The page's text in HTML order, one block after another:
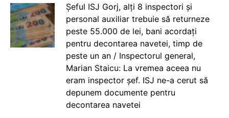
Șeful ISJ Gorj, alți 8 inspectori și
personal auxiliar trebuie să returneze
peste 55.000 de lei, bani acordați
pentru decontarea navetei, timp de
peste un an / Inspectorul general,
Marian Staicu: La vremea aceea nu
eram inspector șef. ISJ ne-a cerut să
depunem documente pentru
decontarea navetei